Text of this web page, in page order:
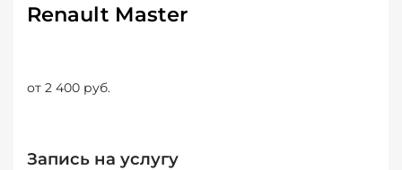
Renault Master
от 2 400 руб.
Запись на услугу